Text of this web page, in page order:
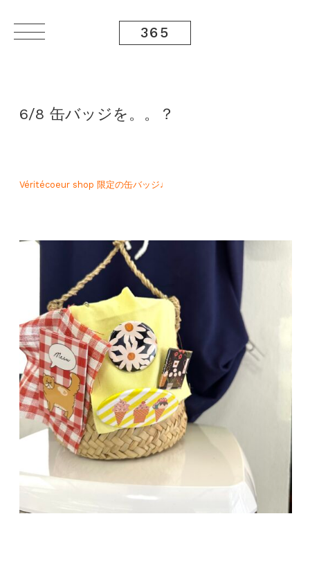
365
6/8 缶バッジを。。？
Véritécoeur shop 限定の缶バッジ♩